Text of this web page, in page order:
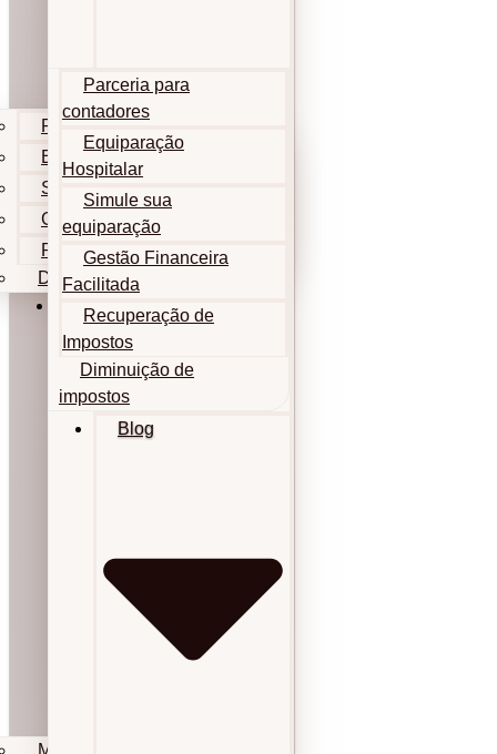
Parceria para contadores
Equiparação Hospitalar
Simule sua equiparação
Gestão Financeira Facilitada
Recuperação de Impostos
Diminuição de impostos
Blog
Parceria para
contadores
Equiparação
Hospitalar
Simule sua
equiparação
Gestão Financeira
Facilitada
Recuperação de
Impostos
Diminuição de
impostos
Blog